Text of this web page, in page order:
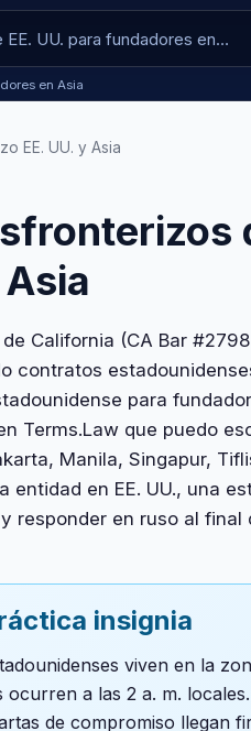
en Asia
EE. UU. y Asia
California (CA Bar
contratos
para
Terms.Law que puedo
Manila, Singapur,
entidad en EE. UU., una
responder en ruso al
insignia
viven en la
ocurren a las 2 a. m.
de compromiso llegan